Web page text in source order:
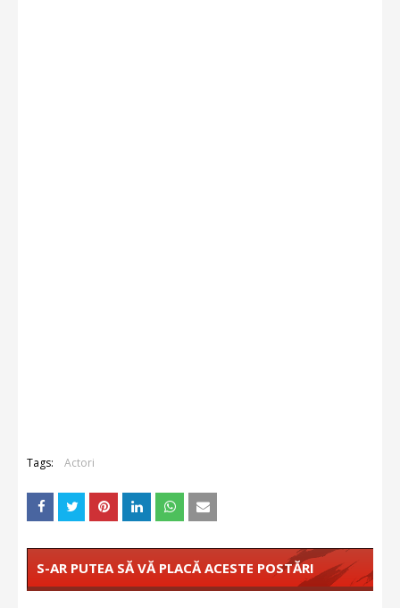
Tags: Actori
S-AR PUTEA SĂ VĂ PLACĂ ACESTE POSTĂRI